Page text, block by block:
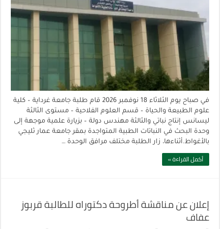
في صباح يوم الثلاثاء 18 نوفمبر 2026 قام طلبة جامعة غرداية – كلية
علوم الطبيعة والحياة – قسم العلوم الفلاحية – مستوى الثالثة
ليسانس إنتاج نباتي والثالثة مهندس دولة – بزيارة علمية موجهة إلى
وحدة البحث في النباتات الطبية المتواجدة بمقر جامعة عمار ثليجي
بالأغواط.أثناءها، زار الطلبة مختلف مرافق الوحدة …
أكمل القراءة »
إعلان عن مناقشة أطروحة دكتوراه للطالبة قربوز
عفاف